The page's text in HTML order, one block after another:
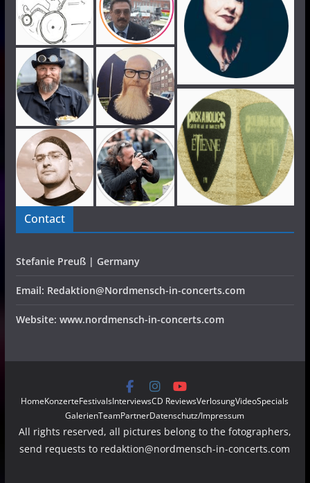
Contact
Stefanie Preuß | Germany
Email: Redaktion@Nordmensch-in-concerts.com
Website: www.nordmensch-in-concerts.com
HomeKonzerteFestivalsInterviewsCD ReviewsVerlosungVideoSpecials
GalerienTeamPartnerDatenschutz/Impressum
All rights reserved, all pictures belong to the fotographers,
send requests to redaktion@nordmensch-in-concerts.com